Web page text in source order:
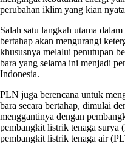
perubahan iklim yang kian
Salah satu langkah utama
bertahap akan mengurangi
khususnya melalui penutupan
bara yang selama ini menjadi
Indonesia.
PLN juga berencana untuk
bara secara bertahap, dimulai
menggantinya dengan
pembangkit listrik tenaga surya
pembangkit listrik tenaga air